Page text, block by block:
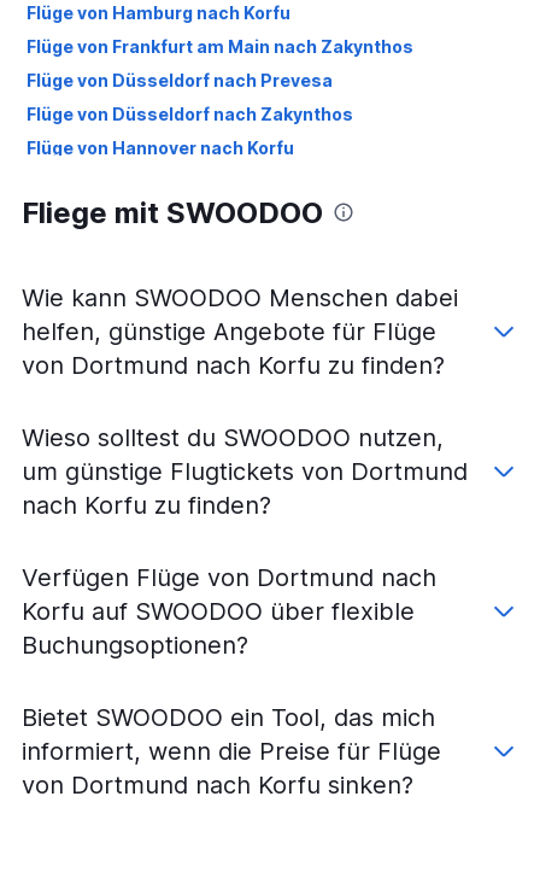
Flüge von Hamburg nach Korfu
Flüge von Frankfurt am Main nach Zakynthos
Flüge von Düsseldorf nach Prevesa
Flüge von Düsseldorf nach Zakynthos
Flüge von Hannover nach Korfu
Flüge von München nach Zakynthos
Flüge von Berlin nach Zakynthos
Flüge von Frankfurt Hahn nach Zakynthos
Flüge von Weeze, Niederrhein nach Zakynthos
Flüge von München nach Prevesa
Flüge von Stuttgart nach Zakynthos
Flüge von Düsseldorf nach Argostoli
Flüge von Weeze, Niederrhein nach Prevesa
Flüge von Leipzig nach Korfu
Flüge von Hamburg nach Prevesa
Flüge von Frankfurt Hahn nach Argostoli
Fliege mit SWOODOO
Wie kann SWOODOO Menschen dabei
helfen, günstige Angebote für Flüge
von Dortmund nach Korfu zu finden?
Wieso solltest du SWOODOO nutzen,
um günstige Flugtickets von Dortmund
nach Korfu zu finden?
Verfügen Flüge von Dortmund nach
Korfu auf SWOODOO über flexible
Buchungsoptionen?
Bietet SWOODOO ein Tool, das mich
informiert, wenn die Preise für Flüge
von Dortmund nach Korfu sinken?